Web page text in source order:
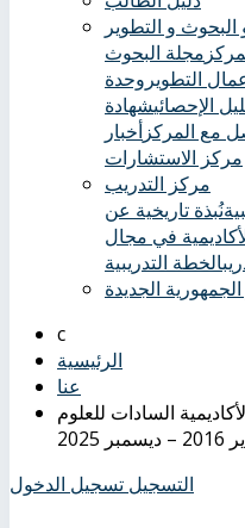
و التطوير
مجلة البحوث
التطوير وحدة
الإحصائيشهادة
مع المركزأخبار
مركز الاستشارات
مركز التدريب
نُبذة تاريخية عن
في مجال
الخطة التدريبية
الجديدة
الرئيسية
عنا
السادات للعلوم
التسجيل تسجيل الدخول